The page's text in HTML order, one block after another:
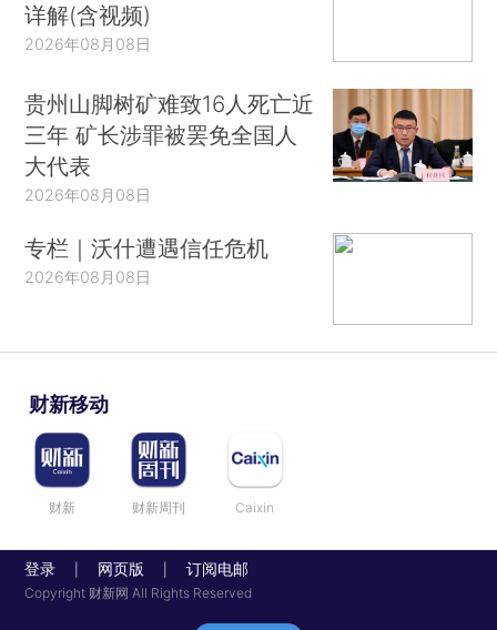
详解(含视频)
2026年08月08日
贵州山脚树矿难致16人死亡近
三年 矿长涉罪被罢免全国人
大代表
2026年08月08日
专栏｜沃什遭遇信任危机
2026年08月08日
财新移动
财新 财新周刊 Caixin
登录 网页版 订阅电邮
Copyright 财新网 All Rights Reserved